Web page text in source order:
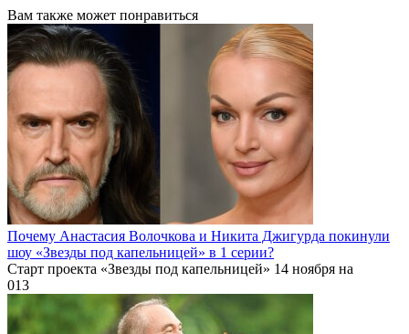
Вам также может понравиться
Почему Анастасия Волочкова и Никита Джигурда покинули
шоу «Звезды под капельницей» в 1 серии?
Старт проекта «Звезды под капельницей» 14 ноября на
013